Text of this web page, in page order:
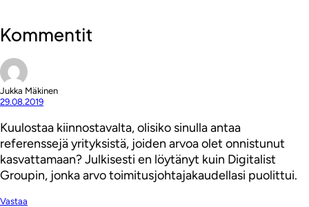
Kommentit
Jukka Mäkinen
29.08.2019
Kuulostaa kiinnostavalta, olisiko sinulla antaa
referenssejä yrityksistä, joiden arvoa olet onnistunut
kasvattamaan? Julkisesti en löytänyt kuin Digitalist
Groupin, jonka arvo toimitusjohtajakaudellasi puolittui.
Vastaa